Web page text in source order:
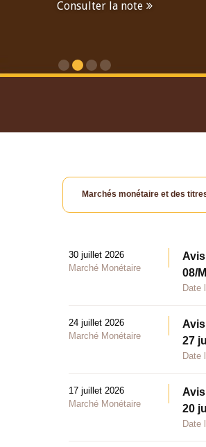
Consulter la note
Marchés monétaire et des
30 juillet 2026
Marché Monétaire
08/
Date
24 juillet 2026
Marché Monétaire
27
Date
17 juillet 2026
Marché Monétaire
20
Date